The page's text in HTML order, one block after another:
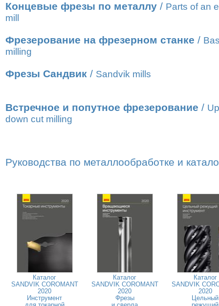
Концевые фрезы по металлу / Parts of an
mill
Фрезерование на фрезерном станке /
milling
Фрезы Сандвик / Sandvik mills
Встречное и попутное фрезерование /
down cut milling
Руководства по металлообработке и
Каталог
SANDVIK COROMANT
2020
Инструмент
Каталог
SANDVIK COROMANT
2020
Фрезы
Каталог
SANDVIK
2020
Цельный